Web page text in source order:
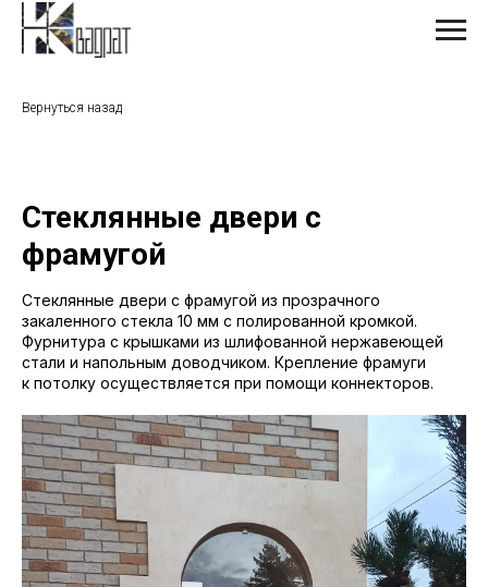
Вернуться назад
Стеклянные двери с
фрамугой
Стеклянные двери с фрамугой из прозрачного
закаленного стекла 10 мм с полированной кромкой.
Фурнитура с крышками из шлифованной нержавеющей
стали и напольным доводчиком. Крепление фрамуги
к потолку осуществляется при помощи коннекторов.